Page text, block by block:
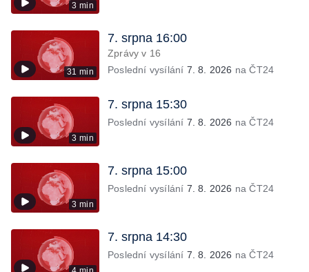
3 min
31 min
7. srpna 16:00
Zprávy v 16
Poslední vysílání 7. 8. 2026 na ČT24
3 min
7. srpna 15:30
Poslední vysílání 7. 8. 2026 na ČT24
3 min
7. srpna 15:00
Poslední vysílání 7. 8. 2026 na ČT24
7. srpna 14:30
Poslední vysílání 7. 8. 2026 na ČT24